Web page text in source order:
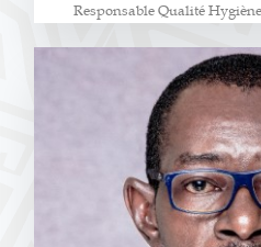
Responsable Qualité